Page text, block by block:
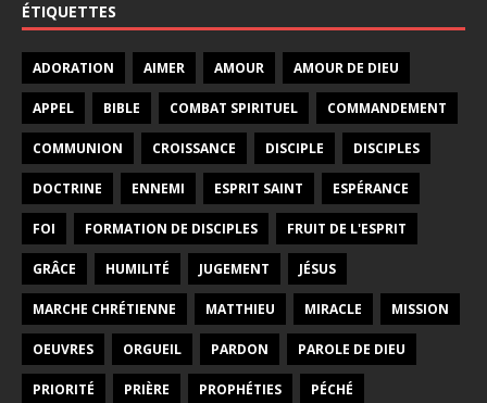
ÉTIQUETTES
ADORATION AIMER AMOUR AMOUR DE DIEU
APPEL BIBLE COMBAT SPIRITUEL COMMANDEMENT
COMMUNION CROISSANCE DISCIPLE DISCIPLES
DOCTRINE ENNEMI ESPRIT SAINT ESPÉRANCE
FOI FORMATION DE DISCIPLES FRUIT DE L'ESPRIT
GRÂCE HUMILITÉ JUGEMENT JÉSUS
MARCHE CHRÉTIENNE MATTHIEU MIRACLE MISSION
OEUVRES ORGUEIL PARDON PAROLE DE DIEU
PRIORITÉ PRIÈRE PROPHÉTIES PÉCHÉ